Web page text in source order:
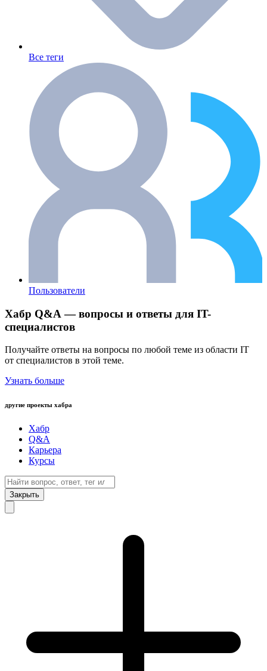
Все теги
Пользователи
Хабр Q&A — вопросы и ответы для IT-
специалистов
Получайте ответы на вопросы по любой теме из области IT
от специалистов в этой теме.
Узнать больше
другие проекты хабра
Хабр
Q&A
Карьера
Курсы
Закрыть